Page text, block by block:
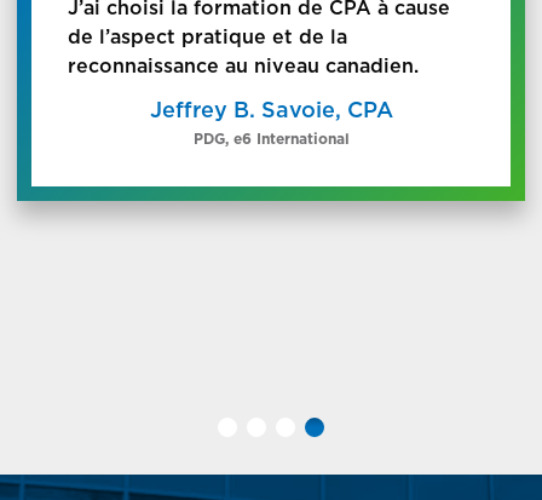
J’ai choisi la formation de CPA à cause
de l’aspect pratique et de la
reconnaissance au niveau canadien.
Jeffrey B. Savoie, CPA
PDG, e6 International